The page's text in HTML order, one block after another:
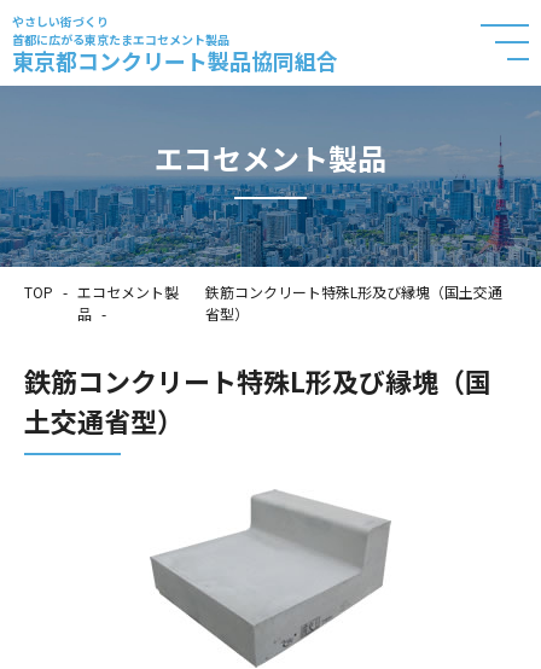
やさしい街づくり
首都に広がる東京たまエコセメント製品
東京都コンクリート製品協同組合
エコセメント製品
TOP
エコセメント製
品
鉄筋コンクリート特殊L形及び縁塊（国土交通
省型）
鉄筋コンクリート特殊L形及び縁塊（国
土交通省型）